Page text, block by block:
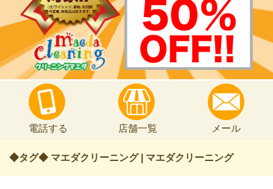
電話する 店舗一覧 メール
◆タグ◆ マエダクリーニング | マエダクリーニング